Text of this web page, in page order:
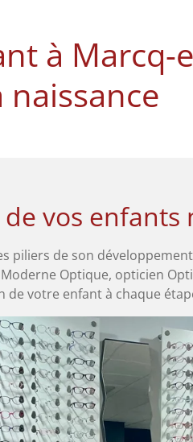
à
de vos
piliers de son
Optique, opticien
de votre enfant à chaque